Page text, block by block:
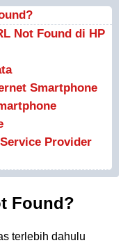
Not Found di HP
Smartphone
Provider
Found?
terlebih dahulu